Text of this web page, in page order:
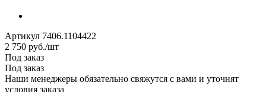
Артикул 7406.1104422
2 750 руб./шт
Под заказ
Под заказ
Наши менеджеры обязательно свяжутся с вами и уточнят
условия заказа